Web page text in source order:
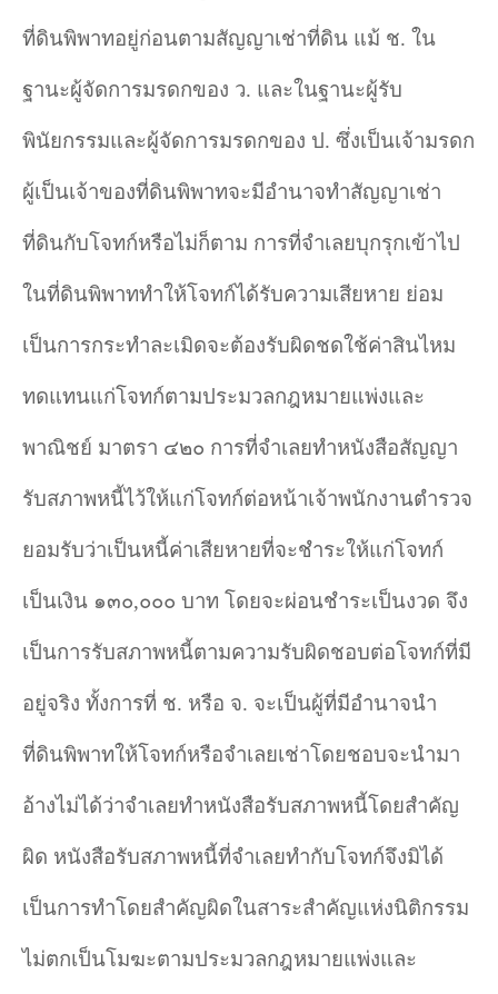
ที่ดินพิพาทอยู่ก่อนตามสัญญาเช่าที่ดิน แม้ ช. ใน
ฐานะผู้จัดการมรดกของ ว. และในฐานะผู้รับ
พินัยกรรมและผู้จัดการมรดกของ ป. ซึ่งเป็นเจ้ามรดก
ผู้เป็นเจ้าของที่ดินพิพาทจะมีอำนาจทำสัญญาเช่า
ที่ดินกับโจทก์หรือไม่ก็ตาม การที่จำเลยบุกรุกเข้าไป
ในที่ดินพิพาททำให้โจทก์ได้รับความเสียหาย ย่อม
เป็นการกระทำละเมิดจะต้องรับผิดชดใช้ค่าสินไหม
ทดแทนแก่โจทก์ตามประมวลกฎหมายแพ่งและ
พาณิชย์ มาตรา ๔๒๐ การที่จำเลยทำหนังสือสัญญา
รับสภาพหนี้ไว้ให้แก่โจทก์ต่อหน้าเจ้าพนักงานตำรวจ
ยอมรับว่าเป็นหนี้ค่าเสียหายที่จะชำระให้แก่โจทก์
เป็นเงิน ๑๓๐,๐๐๐ บาท โดยจะผ่อนชำระเป็นงวด จึง
เป็นการรับสภาพหนี้ตามความรับผิดชอบต่อโจทก์ที่มี
อยู่จริง ทั้งการที่ ช. หรือ จ. จะเป็นผู้ที่มีอำนาจนำ
ที่ดินพิพาทให้โจทก์หรือจำเลยเช่าโดยชอบจะนำมา
อ้างไม่ได้ว่าจำเลยทำหนังสือรับสภาพหนี้โดยสำคัญ
ผิด หนังสือรับสภาพหนี้ที่จำเลยทำกับโจทก์จึงมิได้
เป็นการทำโดยสำคัญผิดในสาระสำคัญแห่งนิติกรรม
ไม่ตกเป็นโมฆะตามประมวลกฎหมายแพ่งและ